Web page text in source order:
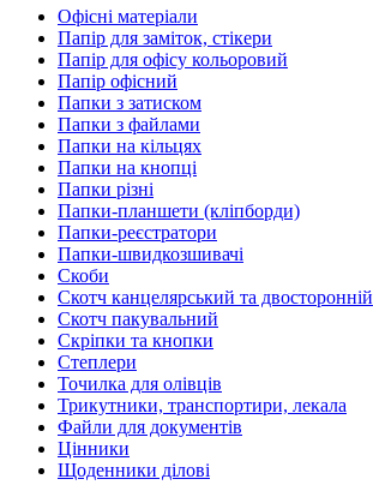
Офісні матеріали
Папір для заміток, стікери
Папір для офісу кольоровий
Папір офісний
Папки з затиском
Папки з файлами
Папки на кільцях
Папки на кнопці
Папки різні
Папки-планшети (кліпборди)
Папки-реєстратори
Папки-швидкозшивачі
Скоби
Скотч канцелярський та двосторонній
Скотч пакувальний
Скріпки та кнопки
Степлери
Точилка для олівців
Трикутники, транспортири, лекала
Файли для документів
Цінники
Щоденники ділові